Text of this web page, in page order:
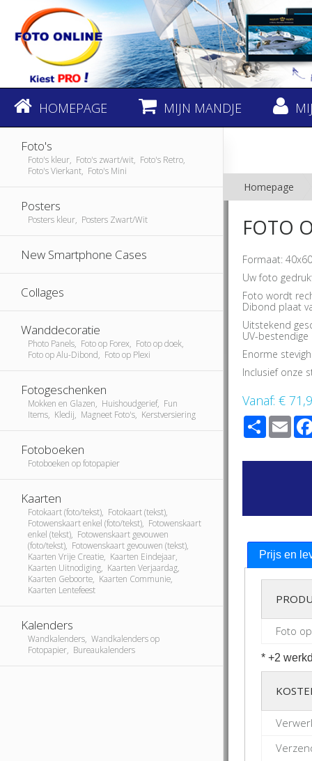
HOMEPAGE MIJN MANDJE
Foto's
Foto's kleur, Foto's zwart/wit, Foto's Retro,
Foto's Vierkant, Foto's Mini
Posters
Posters kleur, Posters Zwart/Wit
New Smartphone Cases
Collages
Wanddecoratie
Photo Panels, Foto op Forex, Foto op doek,
Foto op Alu-Dibond, Foto op Plexi
Fotogeschenken
Mokken en Glazen, Huishoudgerief, Fun
Items, Kledij, Magneet Foto's, Kerstversiering
Fotoboeken
Fotoboeken op fotopapier
Kaarten
Fotokaart (foto/tekst), Fotokaart (tekst),
Fotowenskaart enkel (foto/tekst), Fotowenskaart
enkel (tekst), Fotowenskaart gevouwen
(foto/tekst), Fotowenskaart gevouwen (tekst),
Kaarten Vrije Creatie, Kaarten Eindejaar,
Kaarten Uitnodiging, Kaarten Verjaardag,
Kaarten Geboorte, Kaarten Communie,
Kaarten Lentefeest
Kalenders
Wandkalenders, Wandkalenders op
Fotopapier, Bureaukalenders
Homepage
FOTO
Formaat:
Uw foto
Foto wordt
Dibond plaat
Uitstekend
UV-bestendige
Enorme
Inclusief onze
Vanaf:€
Share
Prijs en
Foto
* +2